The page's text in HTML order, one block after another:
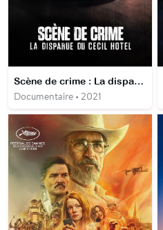
Scène de crime : La disparue du Cecil Hotel
Documentaire • 2021